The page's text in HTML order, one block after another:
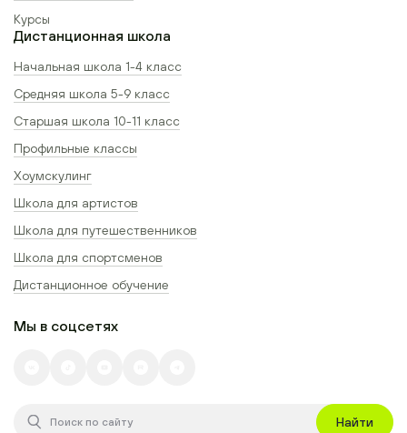
Курсы
Дистанционная школа
Начальная школа 1-4 класс
Средняя школа 5-9 класс
Старшая школа 10-11 класс
Профильные классы
Хоумскулинг
Школа для артистов
Школа для путешественников
Школа для спортсменов
Дистанционное обучение
Мы в соцсетях
Найти